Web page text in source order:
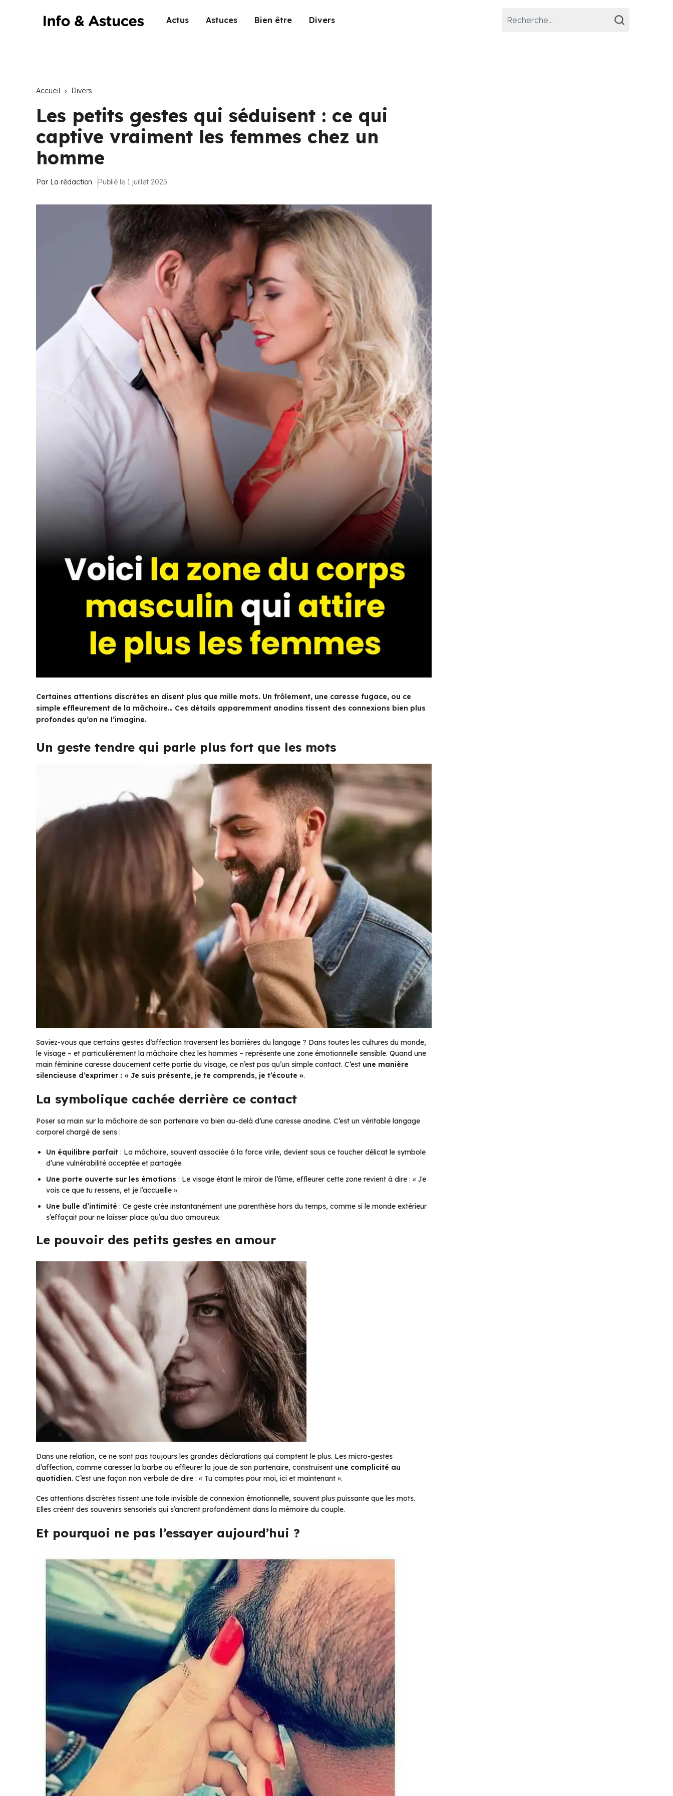
Actus Astuces Bien être Divers
Accueil Divers
Les petits gestes qui séduisent : ce qui
captive vraiment les femmes chez un
homme
Par La rédaction Publié le 1 juillet 2025
Certaines attentions discrètes en disent plus que mille mots. Un frôlement, une caresse fugace, ou ce
simple effleurement de la mâchoire… Ces détails apparemment anodins tissent des connexions bien plus
profondes qu’on ne l’imagine.
Un geste tendre qui parle plus fort que les mots
Saviez-vous que certains gestes d’affection traversent les barrières du langage ? Dans toutes les cultures du monde,
le visage – et particulièrement la mâchoire chez les hommes – représente une zone émotionnelle sensible. Quand une
main féminine caresse doucement cette partie du visage, ce n’est pas qu’un simple contact. C’est une manière
silencieuse d’exprimer : « Je suis présente, je te comprends, je t’écoute ».
La symbolique cachée derrière ce contact
Poser sa main sur la mâchoire de son partenaire va bien au-delà d’une caresse anodine. C’est un véritable langage
corporel chargé de sens :
Un équilibre parfait : La mâchoire, souvent associée à la force virile, devient sous ce toucher délicat le symbole
d’une vulnérabilité acceptée et partagée.
Une porte ouverte sur les émotions : Le visage étant le miroir de l’âme, effleurer cette zone revient à dire : « Je
vois ce que tu ressens, et je l’accueille ».
Une bulle d’intimité : Ce geste crée instantanément une parenthèse hors du temps, comme si le monde extérieur
s’effaçait pour ne laisser place qu’au duo amoureux.
Le pouvoir des petits gestes en amour
Dans une relation, ce ne sont pas toujours les grandes déclarations qui comptent le plus. Les micro-gestes
d’affection, comme caresser la barbe ou effleurer la joue de son partenaire, construisent une complicité au
quotidien. C’est une façon non verbale de dire : « Tu comptes pour moi, ici et maintenant ».
Ces attentions discrètes tissent une toile invisible de connexion émotionnelle, souvent plus puissante que les mots.
Elles créent des souvenirs sensoriels qui s’ancrent profondément dans la mémoire du couple.
Et pourquoi ne pas l’essayer aujourd’hui ?